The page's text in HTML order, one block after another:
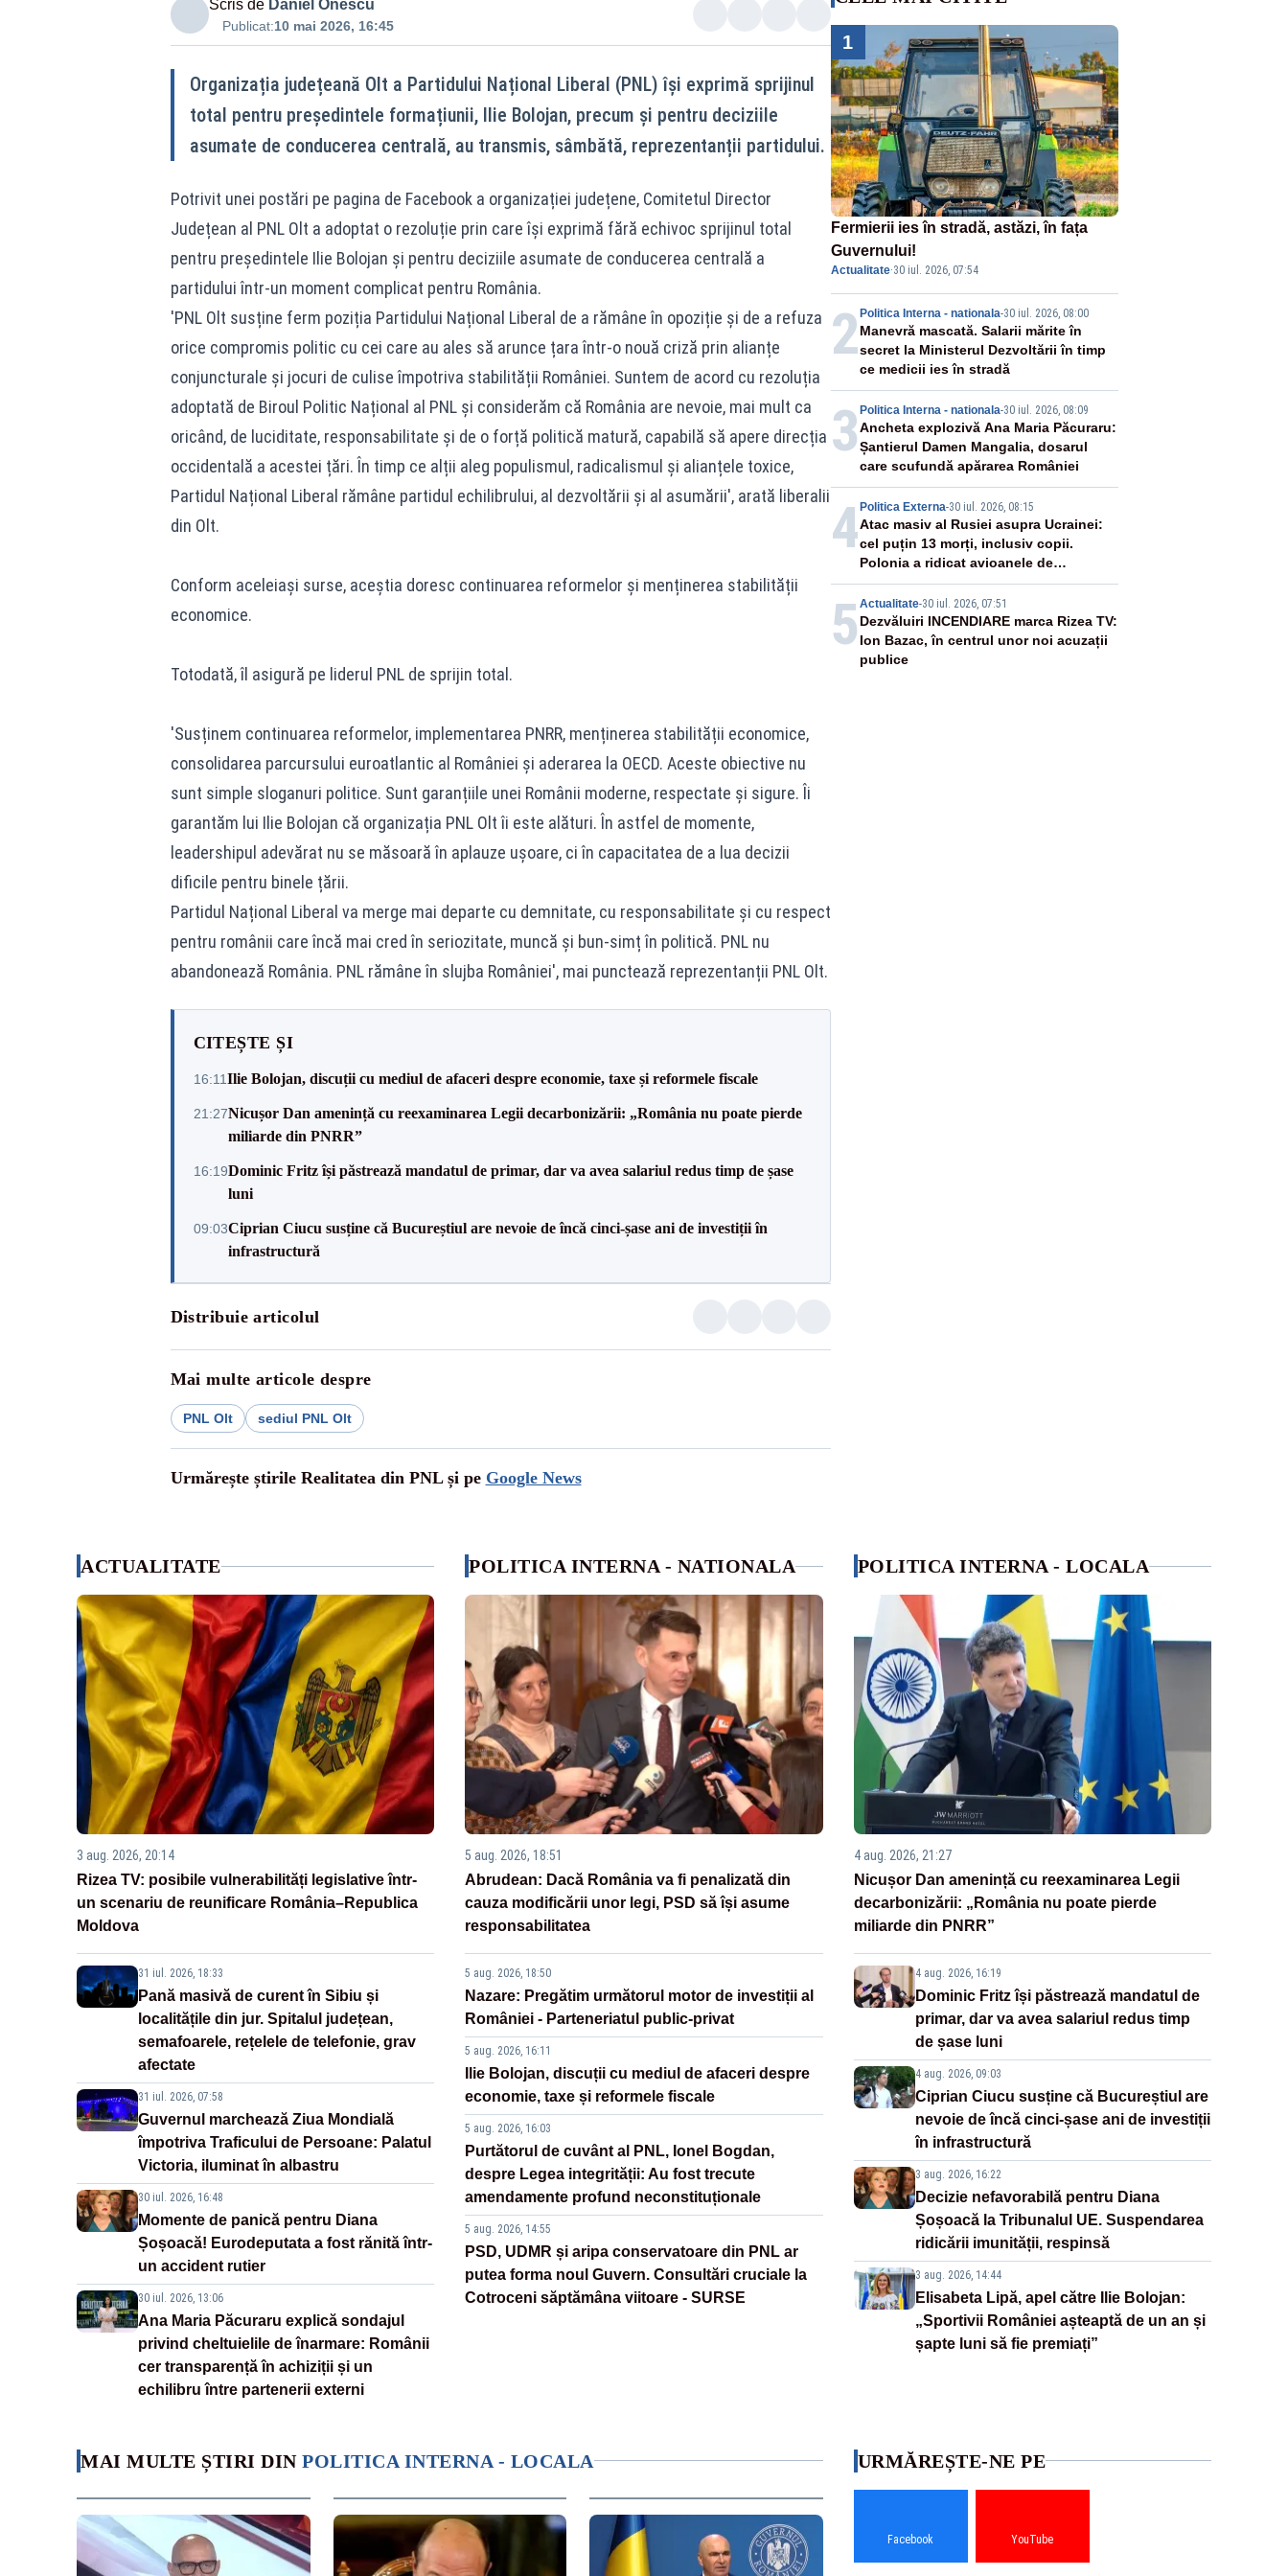
Scris de Daniel Onescu
Publicat:10 mai 2026, 16:45
Organizația județeană Olt a Partidului Național Liberal (PNL) își exprimă sprijinul
total pentru președintele formațiunii, Ilie Bolojan, precum și pentru deciziile
asumate de conducerea centrală, au transmis, sâmbătă, reprezentanții partidului.
Potrivit unei postări pe pagina de Facebooka organizației județene, Comitetul Director
Județean al PNL Olt a adoptat o rezoluție prin care își exprimă fără echivoc sprijinul total
pentru președintele Ilie Bolojan și pentru deciziile asumate de conducerea centrală a
partidului într-un moment complicat pentru România.
'PNL Olt susține ferm poziția Partidului Național Liberal de a rămâne în opoziție și de a refuza
orice compromis politic cu cei care au ales să arunce țara într-o nouă criză prin alianțe
conjuncturale și jocuri de culise împotriva stabilității României. Suntem de acord cu rezoluția
adoptată de Biroul Politic Național al PNL și considerăm că România are nevoie, mai mult ca
oricând, de luciditate, responsabilitate și de o forță politică matură, capabilă să apere direcția
occidentală a acestei țări. În timp ce alții aleg populismul, radicalismul și alianțele toxice,
Partidul Național Liberal rămâne partidul echilibrului, al dezvoltării și al asumării', arată liberalii
din Olt.
Conform aceleiași surse, aceștia doresc continuarea reformelor și menținerea stabilității
economice.
Totodată, îl asigură pe liderul PNL de sprijin total.
'Susținem continuarea reformelor, implementarea PNRR, menținerea stabilității economice,
consolidarea parcursului euroatlantic al României și aderarea la OECD. Aceste obiective nu
sunt simple sloganuri politice. Sunt garanțiile unei Românii moderne, respectate și sigure. Îi
garantăm lui Ilie Bolojan că organizația PNL Olt îi este alături. În astfel de momente,
leadershipul adevărat nu se măsoară în aplauze ușoare, ci în capacitatea de a lua decizii
dificile pentru binele țării.
Partidul Național Liberal va merge mai departe cu demnitate, cu responsabilitate și cu respect
pentru românii care încă mai cred în seriozitate, muncă și bun-simț în politică. PNL nu
abandonează România. PNL rămâne în slujba României', mai punctează reprezentanții PNL Olt.
CITEȘTE ȘI
16:11Ilie Bolojan, discuții cu mediul de afaceri despre economie, taxe și reformele fiscale
21:27Nicușor Dan amenință cu reexaminarea Legii decarbonizării: „România nu poate pierde
miliarde din PNRR”
16:19Dominic Fritz își păstrează mandatul de primar, dar va avea salariul redus timp de șase
luni
09:03Ciprian Ciucu susține că Bucureștiul are nevoie de încă cinci-șase ani de investiții în
infrastructură
Distribuie articolul
Mai multe articole despre
PNL Olt sediul PNL Olt
Urmărește știrile Realitatea din PNL și pe Google News
1
Fermierii ies în stradă, astăzi, în fața
Guvernului!
Actualitate·30 iul. 2026, 07:54
2 Politica Interna - nationala-30 iul. 2026, 08:00
Manevră mascată. Salarii mărite în
secret la Ministerul Dezvoltării în timp
ce medicii ies în stradă
3 Politica Interna - nationala-30 iul. 2026, 08:09
Ancheta explozivă Ana Maria Păcuraru:
Șantierul Damen Mangalia, dosarul
care scufundă apărarea României
4 Politica Externa-30 iul. 2026, 08:15
Atac masiv al Rusiei asupra Ucrainei:
cel puțin 13 morți, inclusiv copii.
Polonia a ridicat avioanele de
vânătoare
5 Actualitate-30 iul. 2026, 07:51
Dezvăluiri INCENDIARE marca Rizea TV:
Ion Bazac, în centrul unor noi acuzații
publice
ACTUALITATE
3 aug. 2026, 20:14
Rizea TV: posibile vulnerabilități legislative într-
un scenariu de reunificare România–Republica
Moldova
31 iul. 2026, 18:33
Pană masivă de curent în Sibiu și
localitățile din jur. Spitalul județean,
semafoarele, rețelele de telefonie, grav
afectate
31 iul. 2026, 07:58
Guvernul marchează Ziua Mondială
împotriva Traficului de Persoane: Palatul
Victoria, iluminat în albastru
30 iul. 2026, 16:48
Momente de panică pentru Diana
Șoșoacă! Eurodeputata a fost rănită într-
un accident rutier
30 iul. 2026, 13:06
Ana Maria Păcuraru explică sondajul
privind cheltuielile de înarmare: Românii
cer transparență în achiziții și un
echilibru între partenerii externi
POLITICA INTERNA - NATIONALA
5 aug. 2026, 18:51
Abrudean: Dacă România va fi penalizată din
cauza modificării unor legi, PSD să își asume
responsabilitatea
5 aug. 2026, 18:50
Nazare: Pregătim următorul motor de investiții al
României - Parteneriatul public-privat
5 aug. 2026, 16:11
Ilie Bolojan, discuții cu mediul de afaceri despre
economie, taxe și reformele fiscale
5 aug. 2026, 16:03
Purtătorul de cuvânt al PNL, Ionel Bogdan,
despre Legea integrității: Au fost trecute
amendamente profund neconstituționale
5 aug. 2026, 14:55
PSD, UDMR și aripa conservatoare din PNL ar
putea forma noul Guvern. Consultări cruciale la
Cotroceni săptămâna viitoare - SURSE
POLITICA INTERNA - LOCALA
4 aug. 2026, 21:27
Nicușor Dan amenință cu reexaminarea Legii
decarbonizării: „România nu poate pierde
miliarde din PNRR”
4 aug. 2026, 16:19
Dominic Fritz își păstrează mandatul de
primar, dar va avea salariul redus timp
de șase luni
4 aug. 2026, 09:03
Ciprian Ciucu susține că Bucureștiul are
nevoie de încă cinci-șase ani de investiții
în infrastructură
3 aug. 2026, 16:22
Decizie nefavorabilă pentru Diana
Șoșoacă la Tribunalul UE. Suspendarea
ridicării imunității, respinsă
3 aug. 2026, 14:44
Elisabeta Lipă, apel către Ilie Bolojan:
„Sportivii României așteaptă de un an și
șapte luni să fie premiați”
MAI MULTE ȘTIRI DIN POLITICA INTERNA - LOCALA URMĂREȘTE-NE PE
Facebook YouTube